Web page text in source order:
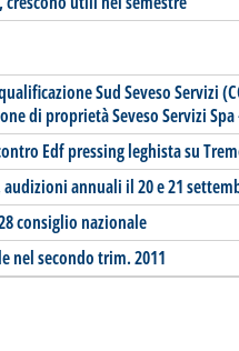
Sud Seveso Servizi
di proprietà Seveso Servizi
Edf pressing leghista su
annuali il 20 e 21
consiglio nazionale
nel secondo trim. 2011